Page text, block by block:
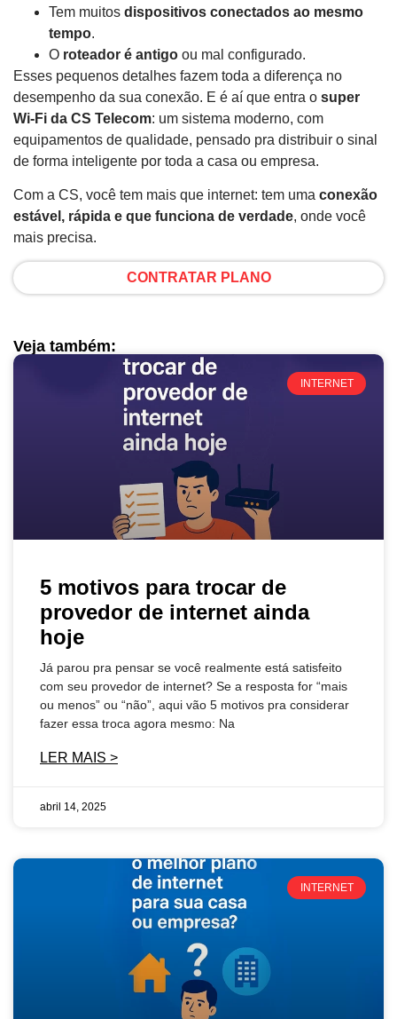
Tem muitos dispositivos conectados ao mesmo
tempo.
O roteador é antigo ou mal configurado.
Esses pequenos detalhes fazem toda a diferença no
desempenho da sua conexão. E é aí que entra o super
Wi-Fi da CS Telecom: um sistema moderno, com
equipamentos de qualidade, pensado pra distribuir o sinal
de forma inteligente por toda a casa ou empresa.
Com a CS, você tem mais que internet: tem uma conexão
estável, rápida e que funciona de verdade, onde você
mais precisa.
CONTRATAR PLANO
Veja também:
INTERNET
5 motivos para trocar de
provedor de internet ainda
hoje
Já parou pra pensar se você realmente está satisfeito
com seu provedor de internet? Se a resposta for “mais
ou menos” ou “não”, aqui vão 5 motivos pra considerar
fazer essa troca agora mesmo: Na
LER MAIS >
abril 14, 2025
INTERNET